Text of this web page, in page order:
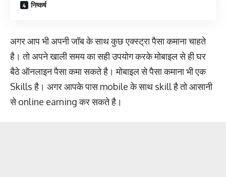
निष्कर्ष
अगर आप भी अपनी जॉब के साथ कुछ एक्स्ट्रा पैसा कमाना चाहते
है। तो अपने खाली समय का सही उपयोग करके मोबाइल से ही घर
बैठे ऑनलाइन पैसा कमा सकते है। मोबाइल से पैसा कमाना भी एक
Skills है। अगर आपके पास mobile के साथ skill है तो आसानी
से online earning कर सकते है।